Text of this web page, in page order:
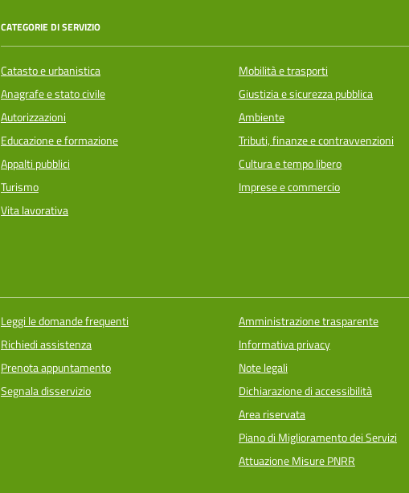
CATEGORIE DI SERVIZIO
Catasto e urbanistica
Anagrafe e stato civile
Autorizzazioni
Educazione e formazione
Appalti pubblici
Turismo
Vita lavorativa
Mobilità e trasporti
Giustizia e sicurezza pubblica
Ambiente
Tributi, finanze e contravvenzioni
Cultura e tempo libero
Imprese e commercio
Leggi le domande frequenti
Richiedi assistenza
Prenota appuntamento
Segnala disservizio
Amministrazione trasparente
Informativa privacy
Note legali
Dichiarazione di accessibilità
Area riservata
Piano di Miglioramento dei Servizi
Attuazione Misure PNRR